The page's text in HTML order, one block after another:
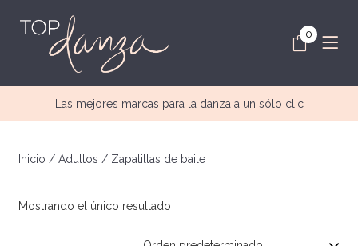
0
Las mejores marcas para la danza a un sólo clic
Inicio / Adultos / Zapatillas de baile
Mostrando el único resultado